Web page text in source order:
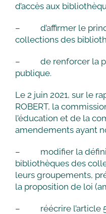
d’accès aux
– d’affirmer le
collections des
– de renforcer la
publique.
Le 2 juin 2021, sur le
ROBERT, la
l’éducation et de la
amendements ayant
– modifier la
bibliothèques des
leurs groupements,
la proposition de loi
– réécrire l’article 5